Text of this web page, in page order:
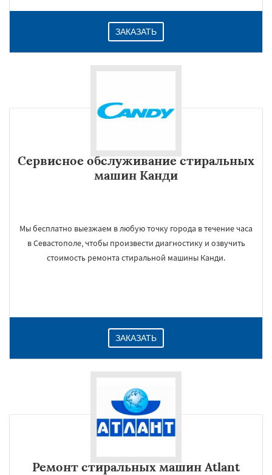
ЗАКАЗАТЬ
Сервисное обслуживание стиральных
машин Канди
Мы бесплатно выезжаем в любую точку города в течение часа
в Севастополе, чтобы произвести диагностику и озвучить
стоимость ремонта стиральной машины Канди.
ЗАКАЗАТЬ
Ремонт стиральных машин Atlant